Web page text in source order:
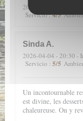
2026-04-05
Servicio:4/5
Sinda A
2026-04-04 - 20:30 -
Servicio : 5/5
Un incontournable
est divine, les
chaleureuse. On y